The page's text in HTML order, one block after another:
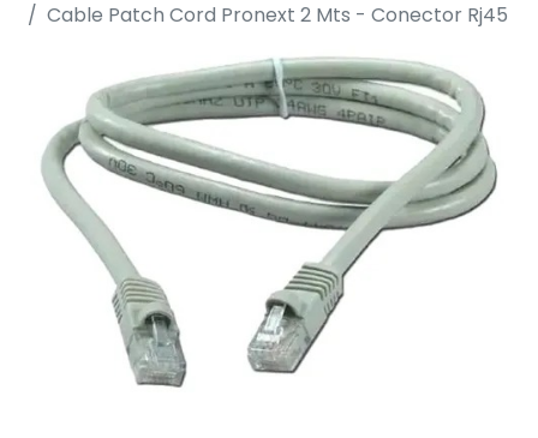
Cable Patch Cord Pronext 2 Mts - Conector Rj45